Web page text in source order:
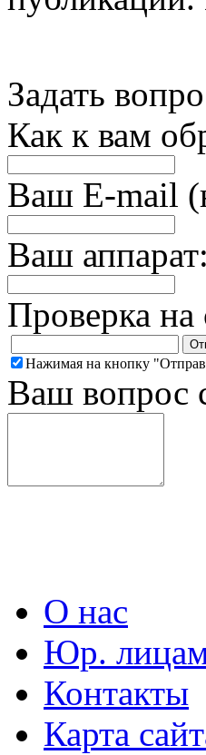
Задать
Как к вам
Ваш E-mail
Ваш
Проверка на
Нажимая на кнопку
Ваш вопрос
О нас
Юр.
Контакты
Карта